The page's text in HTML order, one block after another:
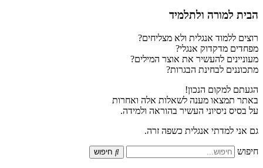
הבית למורה ולתלמיד
רוצים ללמוד אנגלית ולא מצליחים?
מפחדים מדקדוק אנגלי?
מעוניינים להעשיר את אוצר המילים?
מתכוננים לבחינת הבגרות?
הגעתם למקום הנכון!
באתר תמצאו מענה לשאלות אלה ואחרות
על בסיס ניסיוני העשיר בהוראה ולמידה.
גם אני למדתי אנגלית כשפה זרה.
חיפוש חיפוש